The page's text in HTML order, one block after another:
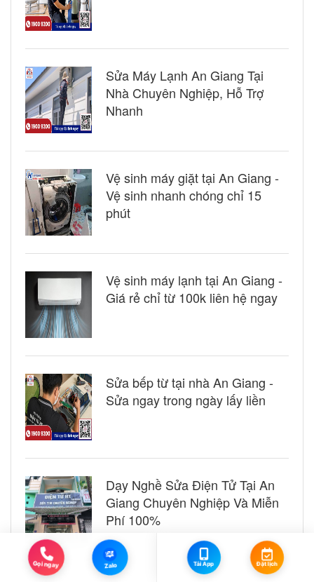
Sửa Máy Lạnh An Giang Tại
Nhà Chuyên Nghiệp, Hỗ Trợ
Nhanh
Vệ sinh máy giặt tại An Giang -
Vệ sinh nhanh chóng chỉ 15
phút
Vệ sinh máy lạnh tại An Giang -
Giá rẻ chỉ từ 100k liên hệ ngay
Sửa bếp từ tại nhà An Giang -
Sửa ngay trong ngày lấy liền
Dạy Nghề Sửa Điện Tử Tại An
Giang Chuyên Nghiệp Và Miễn
Phí 100%
Gọi ngay
Zalo
Zalo Tải App Đặt lịch